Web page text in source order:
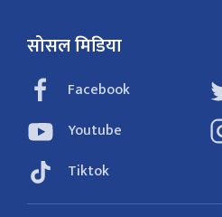
सोसल मिडिया
Facebook
Youtube
Tiktok